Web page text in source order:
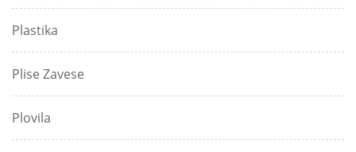
Plastika
Plise Zavese
Plovila